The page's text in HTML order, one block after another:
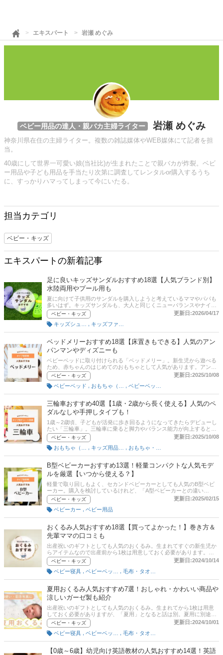
エキスパート 岩瀬 めぐみ
ベビー用品の達人・親バカ主婦ライター 岩瀬 めぐみ
神奈川県在住の主婦ライター。複数の雑誌媒体やWEB媒体にて記者を担
当。
40歳にして世界一可愛い娘(当社比)が生まれたことで親バカが炸裂。ベビ
ー用品や子ども用品を手当たり次第に調査してレンタルor購入するうち
に、すっかりハマってしまって今にいたる。
担当カテゴリ
ベビー・キッズ
エキスパートの新着記事
足に良いキッズサンダルおすすめ18選【人気ブランド別】
水陸両用やプール用も
夏に向けて子供用のサンダルを購入しようと考えているママやパパも
多いはず。キッズサンダルも、大人と同じくニューバランスやナイ
キ、アディダスなどさまざまな人気ブランドから販売されています。
足に良いのはどれ？ どれを選べばいい？ と思っているママやパパに
向けて、この記事ではキッズサンダルの選び方とおすすめ商品を紹
介！ 男の子用、女の子用のおしゃれなデザイン、つま先部分がガード
された安全性の高いサンダルを厳選しました。後半では、通販の人気
ランキングや口コミも掲載しているので、ぜひ最後までチェックして
みてくださいね。
ベビー・キッズ
更新日:2026/04/17
ベッドメリーおすすめ18選【床置きもできる】人気のアン
パンマンやディズニーも
ベビーベッドに取り付けられる「ベッドメリー」。新生児から遊べる
ため、赤ちゃんのはじめてのおもちゃとして人気があります。アンパ
ンマンやディズニーといったキャラクターもの、おしゃれなもの、ベ
ッド設置＆床置きと2WAYで使えるものなど、種類が豊富でどれがい
いか迷ってしまいますよね。そこでこの記事では、ベッドメリーの選
び方とおすすめ商品を紹介。新生児時期だけでなく、つかまり立ちを
はじめる8カ月以降も使える商品も厳選しました。Amazonなど通販の
人気ランキングや、ママたちが「買ってよかった！」とイチオシする
商品も口コミ付きで掲載します。出産祝いなどギフトで探している方
もぜひ参考にしてくださいね。
ベビー・キッズ
更新日:2025/10/08
ベビーベッド
三輪車おすすめ40選【1歳・2歳から長く使える】人気のペ
ダルなしや手押しタイプも！
1歳～2歳頃、子どもが活発に歩き回るようになってきたらデビューし
たい「三輪車」。三輪車に乗ると脚力やバランス能力が向上するとい
われています。この記事では、子ども向けの三輪車の選び方とおすす
め商品を紹介。三輪車デビューにぴったりな手押しハンドル付きタイ
プから、ひとりこぎが楽しめるペダルタイプまで幅広く厳選しまし
た。ママたちが「買ってよかった！」とイチオシする商品も口コミ付
きで掲載。通販の人気ランキングや、先輩ママたちが「買ってよかっ
た！」とイチオシする商品も口コミ付きで掲載しているので、ぜひチ
ェックしてみてくださいね。
ベビー・キッズ
更新日:2025/10/08
B型ベビーカーおすすめ13選！軽量コンパクトな人気モデ
ルを厳選【いつから使える？】
軽量で取り回しもよく、セカンドベビーカーとしても人気のB型ベビ
ーカー。購入を検討しているけれど、「A型ベビーカーとの違い
は？」「いつからいつまで使えるの？」「どうやって選べばいい？」
とお悩みのママパパも多いでしょう。そこでこの記事では、ベビー用
品の達人・岩瀬めぐみさんに取材のもとB型ベビーカーの失敗しない
選び方とおすすめ商品を紹介！ 先輩ママ・パパ470名へのアンケート
調査をもとに口コミも掲載しています。後半では、Amazonや楽天な
ど通販サイトの人気売れ筋ランキングも掲載しているので要チェック
です！
ベビー・キッズ
更新日:2025/02/15
ベビーカー
ベビー用品
おくるみ人気おすすめ18選【買ってよかった！】巻き方＆
先輩ママの口コミも
出産祝いのギフトとしても人気のおくるみ。生まれてすぐの新生児か
らアイテムなので出産前から1枚は用意しておく必要があります。西
松屋やアカチャンホンポをはじめ、色々な商品が販売されているので
どれを選ぼうか迷ってしまいますよね。春夏生まれ、秋冬生まれな
ど、生まれる季節によっても選ぶべき素材が変わります。この記事で
は、ベビー用品の達人・岩瀬めぐみさんと先輩ママへの取材のもと、
おくるみの選び方や巻き方、おすすめ人気商品を紹介。さらに、先輩
ママたちが「買ってよかった！」とイチオシする商品も口コミ付きで
掲載。記事後半には、通販サイトの最新人気ランキングもあるので、
ぜひお気に入りを見つけてくださいね。
ベビー・キッズ
更新日:2024/10/14
ベビー寝具
夏用おくるみ人気おすすめ7選！おしゃれ・かわいい商品や
涼しいガーゼ製も紹介
出産祝いのギフトとしても人気のおくるみ。生まれてから1枚は用意
しておく必要がありますが、「夏用」となると話は別。夏用に別途で
用意する必要があるのでしょうか。そこで、この記事では、夏用おく
るみについて、そもそも本当に必要か、選び際のポイントはどこか、
そしておすすめ商品をご紹介します。先輩ママへの取材のもと、記念
写真にピッタリのおしゃれでかわいいタイプや、通気性が良く涼しい
商品も紹介しています。ぜひ参考にしてくださいね。
ベビー・キッズ
更新日:2024/10/01
ベビー寝具
【0歳～6歳】幼児向け英語教材の人気おすすめ14選！英語